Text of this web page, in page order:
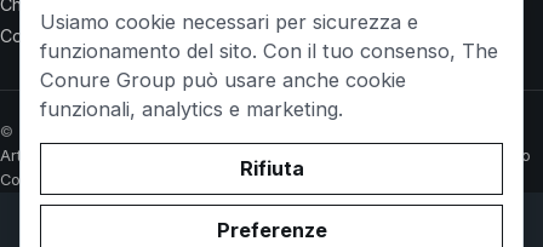
Chi Siamo
Contatti
© 2026 Wet Life News · The Conure Group
Article Marketing Italia
Comunicati Stampa gratis
Chi Siamo
Contatti
© 2026 WetlifeVillaguardia.it. Owned and operated by
Usiamo cookie necessari per sicurezza e
funzionamento del sito. Con il tuo consenso, The
Conure Group può usare anche cookie
funzionali, analytics e marketing.
Rifiuta
Preferenze